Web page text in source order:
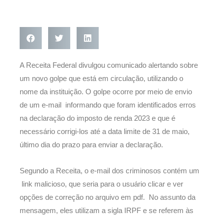
A Receita Federal divulgou comunicado alertando sobre
um novo golpe que está em circulação, utilizando o
nome da instituição. O golpe ocorre por meio de envio
de um e-mail informando que foram identificados erros
na declaração do imposto de renda 2023 e que é
necessário corrigi-los até a data limite de 31 de maio,
último dia do prazo para enviar a declaração.
Segundo a Receita, o e-mail dos criminosos contém um
link malicioso, que seria para o usuário clicar e ver
opções de correção no arquivo em pdf. No assunto da
mensagem, eles utilizam a sigla IRPF e se referem às